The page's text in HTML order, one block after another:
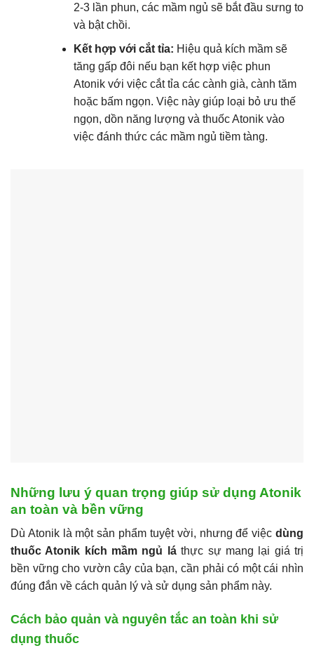
2-3 lần phun, các mầm ngủ sẽ bắt đầu sưng to
và bật chồi.
Kết hợp với cắt tỉa: Hiệu quả kích mầm sẽ
tăng gấp đôi nếu bạn kết hợp việc phun
Atonik với việc cắt tỉa các cành già, cành tăm
hoặc bấm ngọn. Việc này giúp loại bỏ ưu thế
ngọn, dồn năng lượng và thuốc Atonik vào
việc đánh thức các mầm ngủ tiềm tàng.
Những lưu ý quan trọng giúp sử dụng Atonik
an toàn và bền vững
Dù Atonik là một sản phẩm tuyệt vời, nhưng để việc dùng
thuốc Atonik kích mầm ngủ láthực sự mang lại giá trị
bền vững cho vườn cây của bạn, cần phải có một cái nhìn
đúng đắn về cách quản lý và sử dụng sản phẩm này.
Cách bảo quản và nguyên tắc an toàn khi sử
dụng thuốc